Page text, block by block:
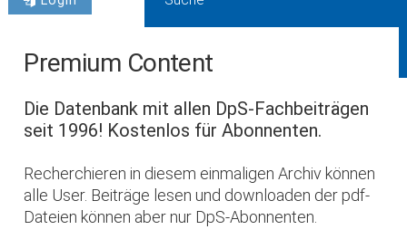
Premium Content
Die Datenbank mit allen DpS-Fachbeiträgen
seit 1996! Kostenlos für Abonnenten.
Recherchieren in diesem einmaligen Archiv können
alle User. Beiträge lesen und downloaden der pdf-
Dateien können aber nur DpS-Abonnenten.